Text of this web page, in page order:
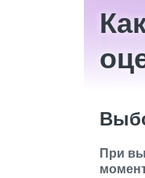
При